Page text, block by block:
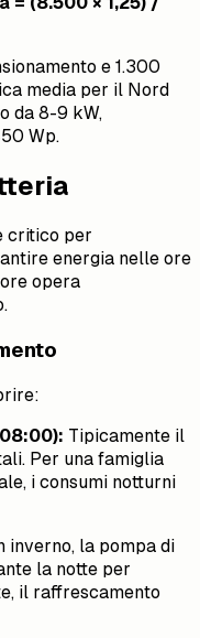
e 1.300
media per il Nord
da 8-9 kW,
Wp.
critico per
energia nelle ore
opera
Tipicamente il
Per una famiglia
i consumi notturni
inverno, la pompa di
la notte per
il raffrescamento